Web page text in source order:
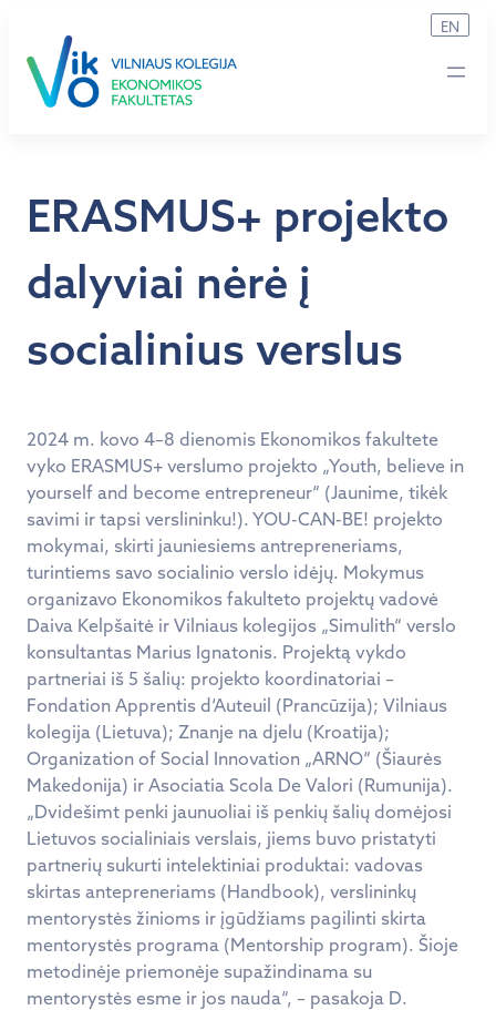
turinio
EN
ERASMUS+ projekto
dalyviai nėrė į
socialinius verslus
2024 m. kovo 4–8 dienomis Ekonomikos fakultete
vyko ERASMUS+ verslumo projekto „Youth, believe in
yourself and become entrepreneur“ (Jaunime, tikėk
savimi ir tapsi verslininku!). YOU-CAN-BE! projekto
mokymai, skirti jauniesiems antrepreneriams,
turintiems savo socialinio verslo idėjų. Mokymus
organizavo Ekonomikos fakulteto projektų vadovė
Daiva Kelpšaitė ir Vilniaus kolegijos „Simulith“ verslo
konsultantas Marius Ignatonis. Projektą vykdo
partneriai iš 5 šalių: projekto koordinatoriai –
Fondation Apprentis d‘Auteuil (Prancūzija); Vilniaus
kolegija (Lietuva); Znanje na djelu (Kroatija);
Organization of Social Innovation „ARNO“ (Šiaurės
Makedonija) ir Asociatia Scola De Valori (Rumunija).
„Dvidešimt penki jaunuoliai iš penkių šalių domėjosi
Lietuvos socialiniais verslais, jiems buvo pristatyti
partnerių sukurti intelektiniai produktai: vadovas
skirtas antepreneriams (Handbook), verslininkų
mentorystės žinioms ir įgūdžiams pagilinti skirta
mentorystės programa (Mentorship program). Šioje
metodinėje priemonėje supažindinama su
mentorystės esme ir jos nauda“, – pasakoja D.